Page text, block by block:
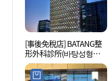
[事後免稅店] BATANG整
形外科診所(바탕성형외
과의원)